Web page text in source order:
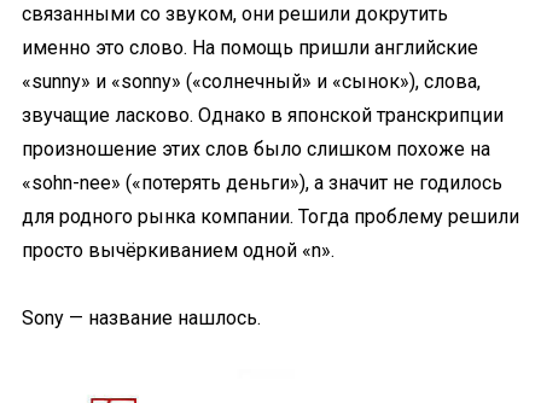
связанными со звуком, они решили докрутить
именно это слово. На помощь пришли английские
«sunny» и «sonny» («солнечный» и «сынок»), слова,
звучащие ласково. Однако в японской транскрипции
произношение этих слов было слишком похоже на
«sohn-nee» («потерять деньги»), а значит не годилось
для родного рынка компании. Тогда проблему решили
просто вычёркиванием одной «n».
Sony — название нашлось.